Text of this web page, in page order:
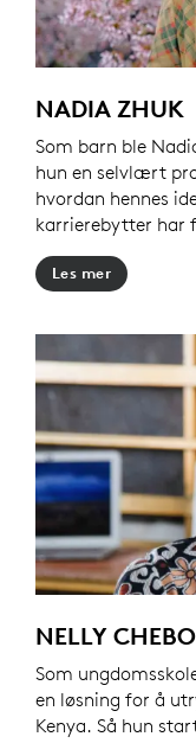
NADIA ZHUK
Som barn ble
hun en selvlært
hvordan hennes
karrierebytter har
Les mer
NELLY
Som
en løsning for å
Kenya. Så hun